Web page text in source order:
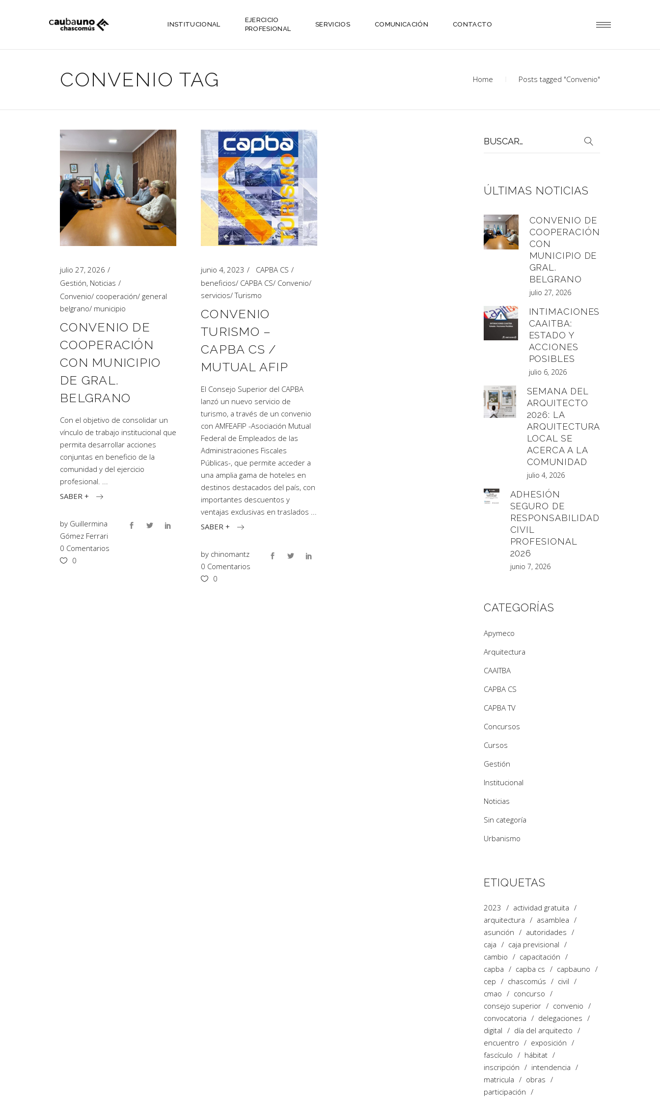
INSTITUCIONAL
EJERCICIO
PROFESIONAL
SERVICIOS COMUNICACIÓN CONTACTO
CONVENIO TAG Home Posts tagged "Convenio"
julio 27, 2026
Gestión, Noticias
Convenio/ cooperación/ general
belgrano/ municipio
CONVENIO DE
COOPERACIÓN
CON MUNICIPIO
DE GRAL.
BELGRANO
Con el objetivo de consolidar un
vínculo de trabajo institucional que
permita desarrollar acciones
conjuntas en beneficio de la
comunidad y del ejercicio
profesional.
SABER +
by Guillermina
Gómez Ferrari
0 Comentarios
0
junio 4, 2023
CAPBA CS
beneficios/ CAPBA CS/ Convenio/
servicios/Turismo
CONVENIO
TURISMO –
CAPBA CS /
MUTUAL AFIP
El Consejo Superior del CAPBA
lanzó un nuevo servicio de
turismo, a través de un convenio
con AMFEAFIP -Asociación Mutual
Federal de Empleados de las
Administraciones Fiscales
Públicas-, que permite acceder a
una amplia gama de hoteles en
destinos destacados del país, con
importantes descuentos y
ventajas exclusivas en traslados
SABER +
by chinomantz
0 Comentarios
0
por:
ÚLTIMAS NOTICIAS
CONVENIO DE
COOPERACIÓN
CON
MUNICIPIO DE
GRAL.
BELGRANO
julio 27, 2026
INTIMACIONES
CAAITBA:
ESTADO Y
ACCIONES
POSIBLES
julio 6, 2026
SEMANA DEL
ARQUITECTO
2026: LA
ARQUITECTURA
LOCAL SE
ACERCA A LA
COMUNIDAD
julio 4, 2026
ADHESIÓN
SEGURO DE
RESPONSABILIDAD
CIVIL
PROFESIONAL
2026
junio 7, 2026
CATEGORÍAS
Apymeco
Arquitectura
CAAITBA
CAPBA CS
CAPBA TV
Concursos
Cursos
Gestión
Institucional
Noticias
Sin categoría
Urbanismo
ETIQUETAS
2023
actividad gratuita
arquitectura
asamblea
asunción
autoridades
caja
caja previsional
cambio
capacitación
capba
capba cs
capbauno
cep
chascomús
civil
cmao
concurso
consejo superior
convenio
convocatoria
delegaciones
digital
día del arquitecto
encuentro
exposición
fascículo
hábitat
inscripción
intendencia
matricula
obras
participación